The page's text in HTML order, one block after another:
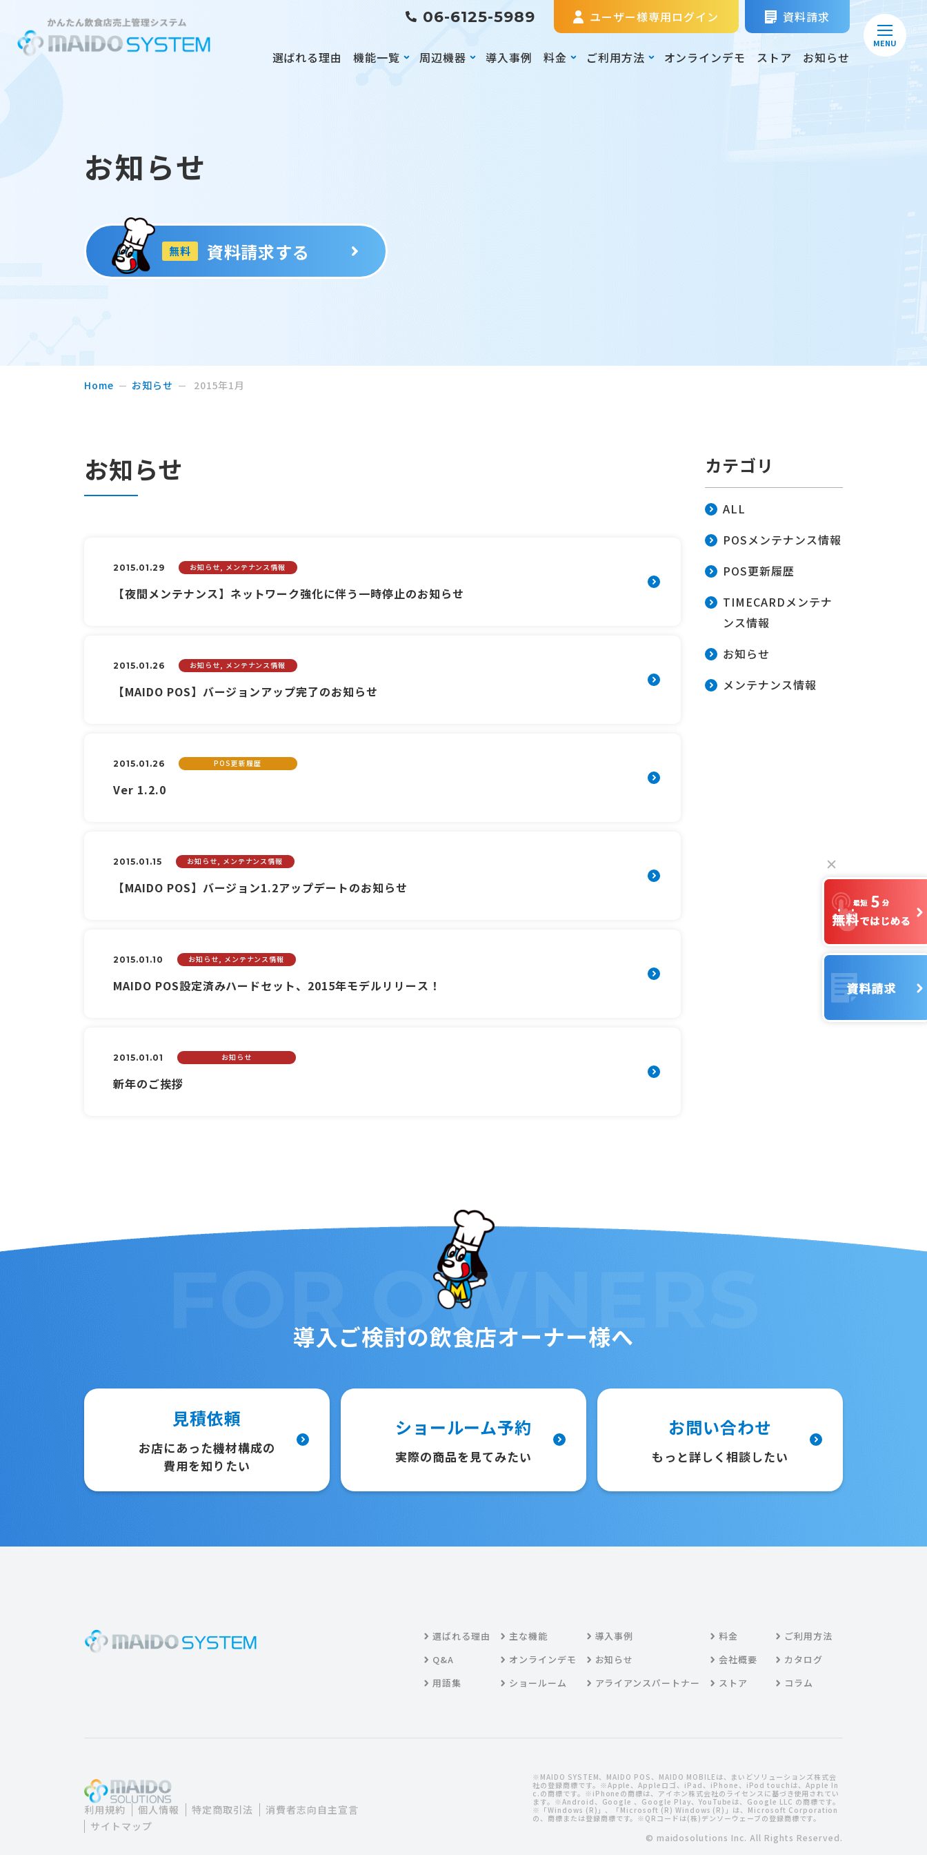
MENU
06-6125-5989 ユーザー様専用ログイン 資料請求
選ばれる理由 機能一覧 周辺機器 導入事例 料金 ご利用方法 オンラインデモ ストア お知らせ
お知らせ
無料 資料請求する
Home お知らせ 2015年1月
お知らせ
2015.01.29 お知らせ, メンテナンス情報
【夜間メンテナンス】ネットワーク強化に伴う一時停止のお知らせ
2015.01.26 お知らせ, メンテナンス情報
【MAIDO POS】バージョンアップ完了のお知らせ
2015.01.26 POS更新履歴
Ver 1.2.0
2015.01.15 お知らせ, メンテナンス情報
【MAIDO POS】バージョン1.2アップデートのお知らせ
2015.01.10 お知らせ, メンテナンス情報
MAIDO POS設定済みハードセット、2015年モデルリリース！
2015.01.01 お知らせ
新年のご挨拶
カテゴリ
ALL
POSメンテナンス情報
POS更新履歴
TIMECARDメンテナ
ンス情報
お知らせ
メンテナンス情報
導入ご検討の飲食店オーナー様へ
FOROWNERS
見積依頼
お店にあった機材構成の
費用を知りたい
ショールーム予約
実際の商品を見てみたい
お問い合わせ
もっと詳しく相談したい
選ばれる理由 主な機能 導入事例 料金
ご利用方法
Q&A
オンラインデモ お知らせ 会社概要
カタログ
用語集
ショールーム アライアンスパートナー ストア コラム
利用規約 個人情報 特定商取引法
消費者志向自主宣言
サイトマップ
※MAIDO SYSTEM、MAIDO POS、MAIDO MOBILEは、まいどソリューションズ株式会
社の登録商標です。※Apple、Appleロゴ、iPad、iPhone、iPod touchは、Apple In
c.の商標です。※iPhoneの商標は、アイホン株式会社のライセンスに基づき使用されてい
ます。※Android、Google 、Google Play、YouTubeは、Google LLC の商標です。
※「Windows (R)」、「Microsoft (R) Windows (R)」は、Microsoft Corporation
の、商標または登録商標です。※QRコードは(株)デンソーウェーブの登録商標です。
© maidosolutions Inc. All Rights Reserved.